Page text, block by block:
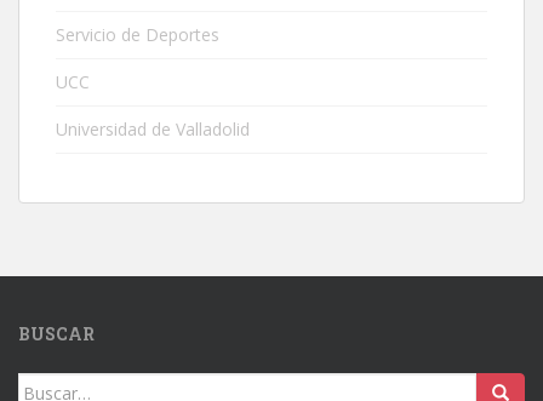
Servicio de Deportes
UCC
Universidad de Valladolid
BUSCAR
Buscar: